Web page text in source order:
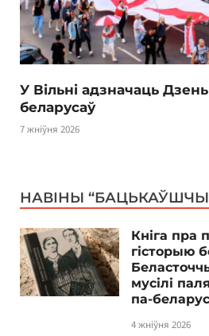
У Вільні адзначаць
беларусаў
7 жніўня 2026
НАВІНЫ
Кніга пра
гісторыю
мусілі
па-
4 жніўня 2026